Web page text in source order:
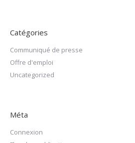
Catégories
Communiqué de presse
Offre d'emploi
Uncategorized
Méta
Connexion